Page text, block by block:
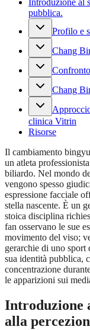
Introduzione al
pubblica.
Profilo e
Chang
Chang
clinica Vitrin
Risorse
Il cambiamento
un atleta
biliardo. Nel mondo
vengono spesso
espressione facciale
stella nascente. È un
stoica disciplina
fan osservano le sue
movimento del viso;
gerarchie di uno sport
sua identità pubblica,
concentrazione
le apparizioni sui
Introduzione
alla